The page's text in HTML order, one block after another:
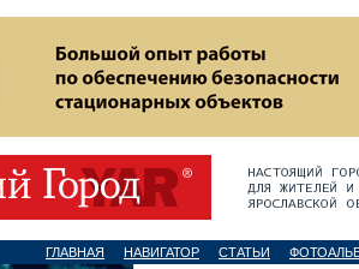
ГЛАВНАЯ НАВИГАТОР СТАТЬИ